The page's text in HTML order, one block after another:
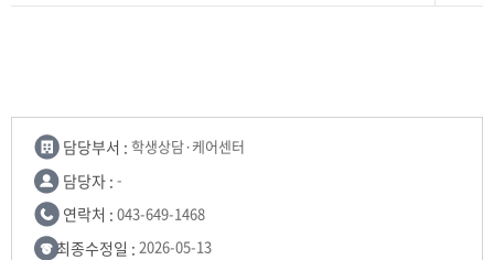
담당부서 : 학생상담·케어센터
담당자 : -
연락처 : 043-649-1468
최종수정일 : 2026-05-13